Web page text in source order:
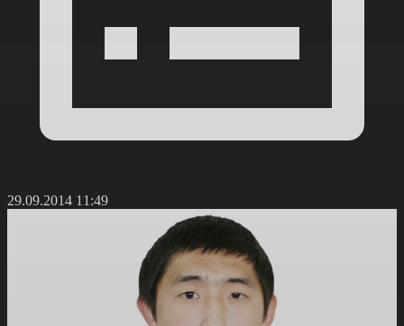
29.09.2014 11:49